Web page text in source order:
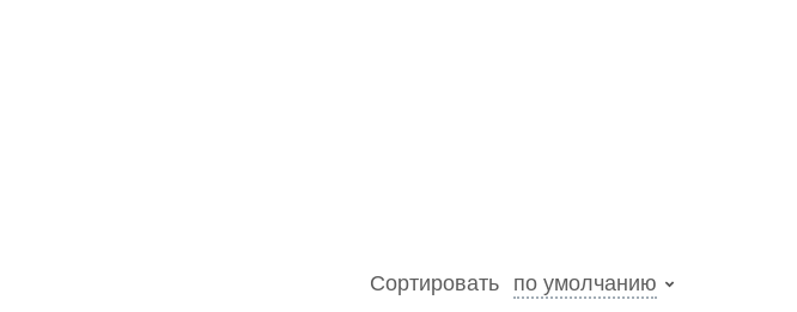
Сортировать по умолчанию